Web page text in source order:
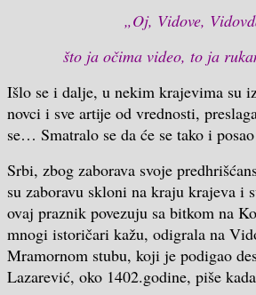
„Oj, Vidove,
što ja očima video, to ja
Išlo se i dalje, u nekim krajevima su
novci i sve artije od vrednosti,
se… Smatralo se da će se tako i
Srbi, zbog zaborava svoje
su zaboravu skloni na kraju krajeva i
ovaj praznik povezuju sa bitkom na
mnogi istoričari kažu, odigrala na
Mramornom stubu, koji je podigao
Lazarević, oko 1402.godine, piše